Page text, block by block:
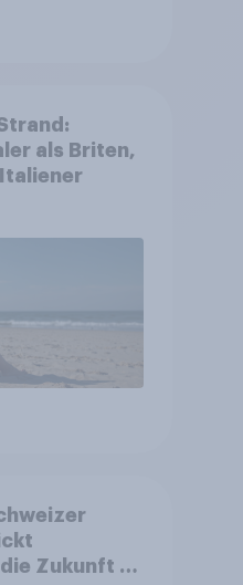
als Briten,
Zukunft –